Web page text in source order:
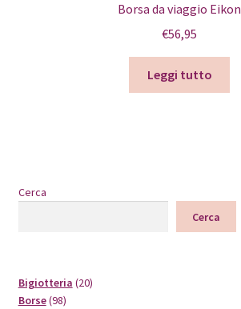
Borsa da viaggio Eikon
€56,95
Leggi tutto
Cerca
Cerca
Bigiotteria 2020
Borse 9898